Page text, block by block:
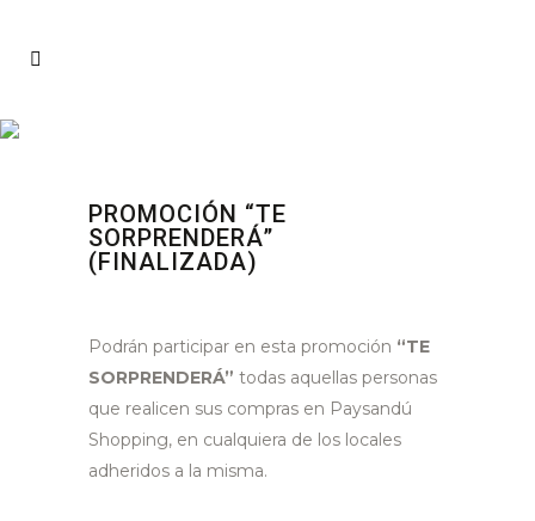
PROMOCIÓN “TE
SORPRENDERÁ”
(FINALIZADA)
Podrán participar en esta promoción “TE
SORPRENDERÁ” todas aquellas personas
que realicen sus compras en Paysandú
Shopping, en cualquiera de los locales
adheridos a la misma.